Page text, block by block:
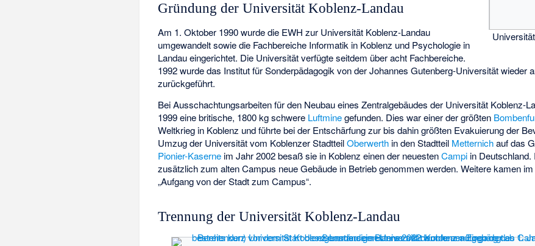
Gründung der Universität Koblenz-Landau
Am 1. Oktober 1990 wurde die EWH zur Universität Koblenz-Landau
umgewandelt sowie die Fachbereiche Informatik in Koblenz und Psychologie in
Landau eingerichtet. Die Universität verfügte seitdem über acht Fachbereiche.
1992 wurde das Institut für Sonderpädagogik von der Johannes Gutenberg-Universität wieder
zurückgeführt.
Bei Ausschachtungsarbeiten für den Neubau eines Zentralgebäudes der Universität Koblenz-
1999 eine britische, 1800 kg schwere Luftminegefunden. Dies war einer der größten
Weltkrieg in Koblenz und führte bei der Entschärfung zur bis dahin größten Evakuierung der
Umzug der Universität vom Koblenzer StadtteilOberwerth in den Stadtteil Metternichauf das
Pionier-Kaserne im Jahr 2002 besaß sie in Koblenz einen der neuestenCampi in Deutschland.
zusätzlich zum alten Campus neue Gebäude in Betrieb genommen werden. Weitere kamen
„Aufgang von der Stadt zum Campus“.
Trennung der Universität Koblenz-Landau